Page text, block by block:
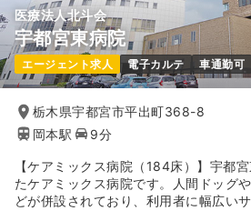
医療法人北斗会
宇都宮東病院
エージェント求人 電子カルテ 車通勤可
栃木県宇都宮市平出町368-8
岡本駅
9分
【ケアミックス病院（184床）】宇都
たケアミックス病院です。人間ドッグ
どが併設されており、利用者に幅広い